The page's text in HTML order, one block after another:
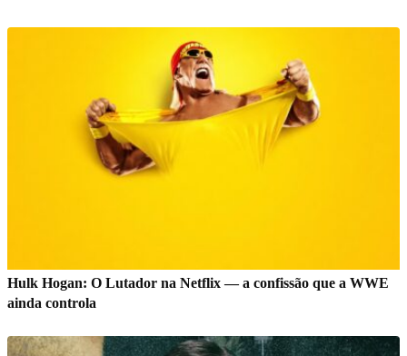
Hulk Hogan: O Lutador na Netflix — a confissão que a WWE
ainda controla